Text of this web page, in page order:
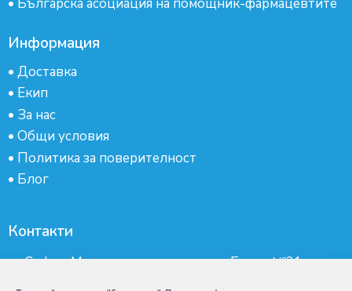
Информация
• Доставка
• Екип
• За нас
• Общи условия
• Политика за поверителност
• Блог
Контакти
гр.София, Манастирски ливади, ж.к.Бокар №21-